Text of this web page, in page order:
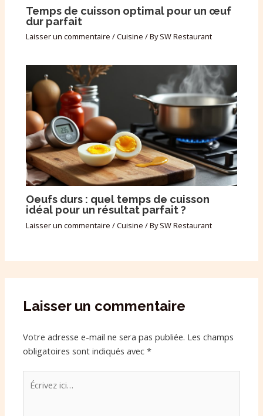
Temps de cuisson optimal pour un œuf
dur parfait
Laisser un commentaire /Cuisine / BySW Restaurant
Oeufs durs : quel temps de cuisson
idéal pour un résultat parfait ?
Laisser un commentaire /Cuisine / BySW Restaurant
Laisser un commentaire
Votre adresse e-mail ne sera pas publiée. Les champs
obligatoires sont indiqués avec*
Écrivez
ici…